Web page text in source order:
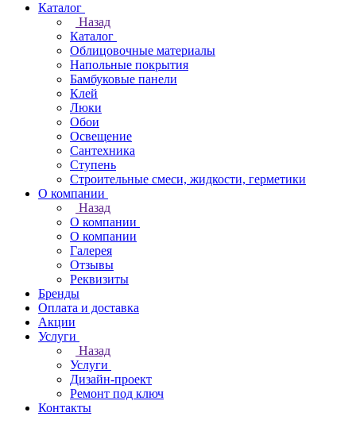
Каталог
Назад
Каталог
Облицовочные материалы
Напольные покрытия
Бамбуковые панели
Клей
Люки
Обои
Освещение
Сантехника
Ступень
Строительные смеси, жидкости, герметики
О компании
Назад
О компании
О компании
Галерея
Отзывы
Реквизиты
Бренды
Оплата и доставка
Акции
Услуги
Назад
Услуги
Дизайн-проект
Ремонт под ключ
Контакты